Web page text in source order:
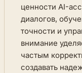
ценности AI-
диалогов,
точности и
внимание
частым
создавать